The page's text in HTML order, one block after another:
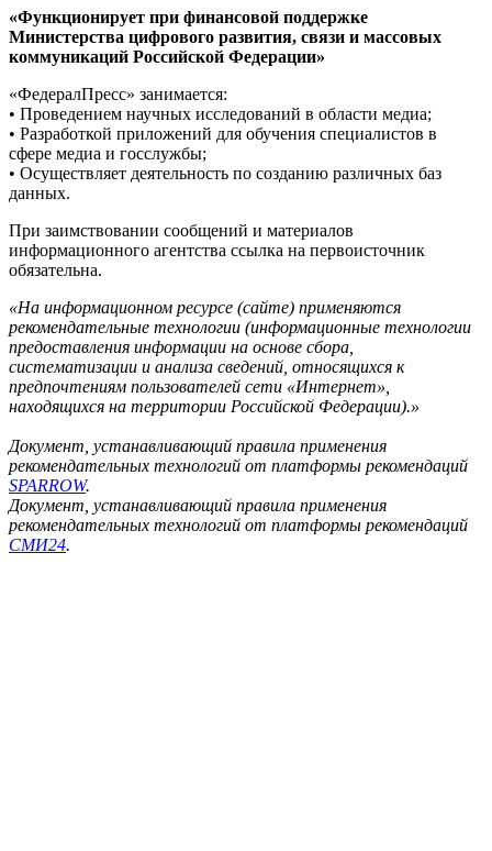
«Функционирует при финансовой поддержке
Министерства цифрового развития, связи и массовых
коммуникаций Российской Федерации»
«ФедералПресс» занимается:
• Проведением научных исследований в области медиа;
• Разработкой приложений для обучения специалистов в
сфере медиа и госслужбы;
• Осуществляет деятельность по созданию различных баз
данных.
При заимствовании сообщений и материалов
информационного агентства ссылка на первоисточник
обязательна.
«На информационном ресурсе (сайте) применяются
рекомендательные технологии (информационные технологии
предоставления информации на основе сбора,
систематизации и анализа сведений, относящихся к
предпочтениям пользователей сети «Интернет»,
находящихся на территории Российской Федерации).»
Документ, устанавливающий правила применения
рекомендательных технологий от платформы рекомендаций
SPARROW.
Документ, устанавливающий правила применения
рекомендательных технологий от платформы рекомендаций
СМИ24.